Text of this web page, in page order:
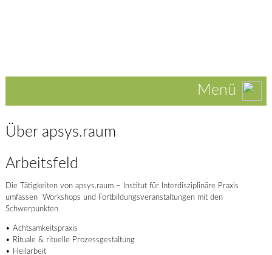
Menü
Über apsys.raum
Arbeitsfeld
Die Tätigkeiten von apsys.raum – Institut für Interdisziplinäre Praxis
umfassen Workshops und Fortbildungsveranstaltungen mit den
Schwerpunkten
• Achtsamkeitspraxis
• Rituale & rituelle Prozessgestaltung
• Heilarbeit